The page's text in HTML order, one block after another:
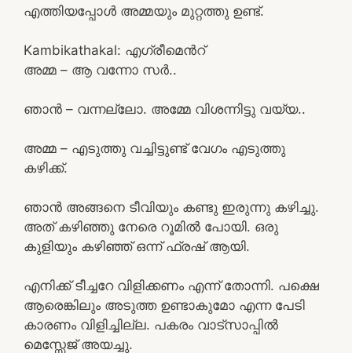
എത്തിയപ്പോൾ അമ്മയും മുറ്റത്തു ഉണ്ട്.
Kambikathakal: എഗ്രീമെന്‍റ്
അമ്മ – ആ വന്നോ സർ..
ഞാൻ – വന്നല്ലോ. അമ്മേ വിശന്നിട്ടു വയ്യ..
അമ്മ – എടുത്തു വച്ചിട്ടുണ്ട് വേഗം എടുത്തു
കഴിക്ക്.
ഞാൻ അങ്ങനെ ടീവിയും കണ്ടു ഇരുന്നു കഴിച്ചു.
അത് കഴിഞ്ഞു നേരെ റൂമിൽ പോയി. ഒരു
കുളിയും കഴിഞ്ഞ് ഒന്ന് ഫ്രഷ് ആയി.
എനിക്ക് ടീച്ചറേ വിളിക്കണം എന്ന് തോന്നി. പക്ഷെ
ആരെങ്കിലും അടുത്ത ഉണ്ടാകുമോ എന്ന പേടി
കാരണം വിളിച്ചില്ല. പകരം വാട്സാപ്പിൽ
മെസ്സേജ് അയച്ചു.